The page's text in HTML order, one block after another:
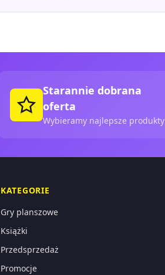
Starannie dobrana
oferta
Wybieramy najlepsze produkty
KATEGORIE
Gry planszowe
Książki
Przedsprzedaż
Promocje